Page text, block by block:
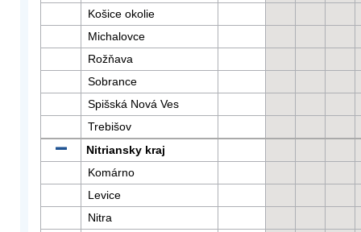
Košice okolie
Michalovce
Rožňava
Sobrance
Spišská Nová Ves
Trebišov
Nitriansky kraj
Komárno
Levice
Nitra